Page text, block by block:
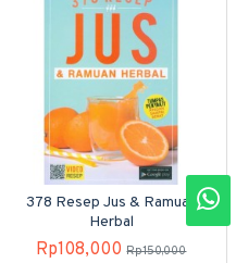
378 Resep Jus & Ramuan
Herbal
Rp108,000 Rp150,000